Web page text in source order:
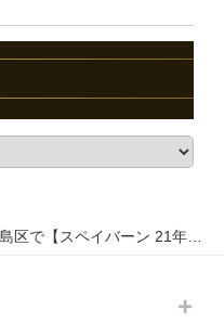
1979-2001 シングルカスク スコッチウイスキー 700mlを15,000円でお買取りさせていただきました。